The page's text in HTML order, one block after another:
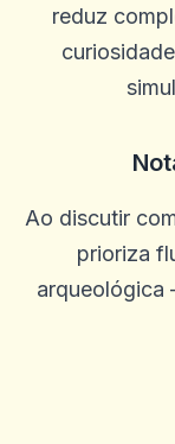
reduz
Ao discutir
prioriza
arqueológica